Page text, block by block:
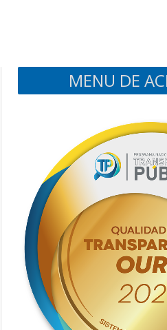
MENU DE